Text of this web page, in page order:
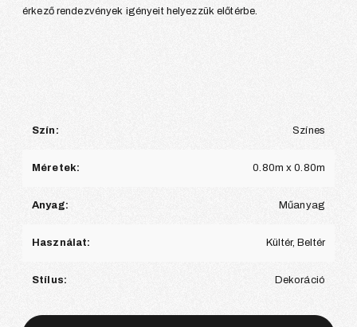
érkező rendezvények igényeit helyezzük előtérbe.
Szín: Színes
Méretek: 0.80m x 0.80m
Anyag: Műanyag
Használat: Kültér, Beltér
Stílus: Dekoráció